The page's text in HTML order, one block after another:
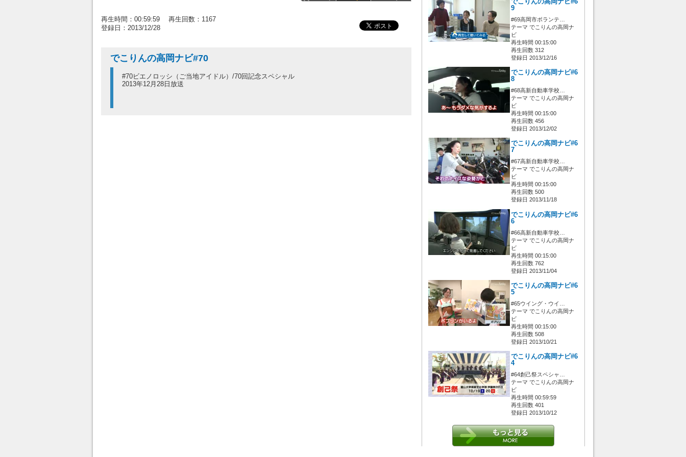
再生時間：00:59:59 再生回数：1167
登録日：2013/12/28
でこりんの高岡ナビ#70
#70ビエノロッシ（ご当地アイドル）/70回記念スペシャル
2013年12月28日放送
でこりんの高岡ナビ#6
9
#69高岡市ボランテ…
テーマ でこりんの高岡ナ
ビ
再生時間 00:15:00
再生回数 312
登録日 2013/12/16
でこりんの高岡ナビ#6
8
#68高新自動車学校…
テーマ でこりんの高岡ナ
ビ
再生時間 00:15:00
再生回数 456
登録日 2013/12/02
でこりんの高岡ナビ#6
7
#67高新自動車学校…
テーマ でこりんの高岡ナ
ビ
再生時間 00:15:00
再生回数 500
登録日 2013/11/18
でこりんの高岡ナビ#6
6
#66高新自動車学校…
テーマ でこりんの高岡ナ
ビ
再生時間 00:15:00
再生回数 762
登録日 2013/11/04
でこりんの高岡ナビ#6
5
#65ウイング・ウイ…
テーマ でこりんの高岡ナ
ビ
再生時間 00:15:00
再生回数 508
登録日 2013/10/21
でこりんの高岡ナビ#6
4
#64創己祭スペシャ…
テーマ でこりんの高岡ナ
ビ
再生時間 00:59:59
再生回数 401
登録日 2013/10/12